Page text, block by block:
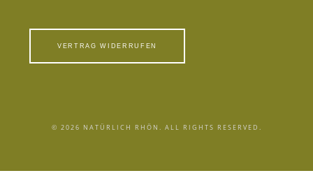
VERTRAG WIDERRUFEN
© 2026 NATÜRLICH RHÖN. ALL RIGHTS RESERVED.